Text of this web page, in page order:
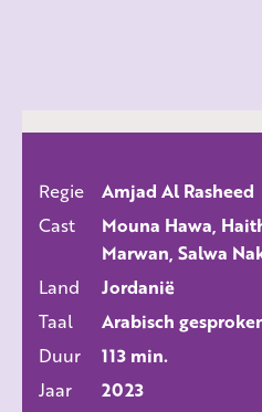
Regie
Amjad Al Rasheed
Cast
Mouna Hawa,
Marwan, Salwa
Land
Jordanië
Taal
Arabisch
Duur
113 min.
Jaar
2023